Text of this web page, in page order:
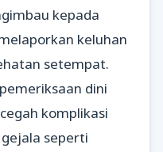
kepada
keluhan
setempat.
dini
komplikasi
gejala seperti